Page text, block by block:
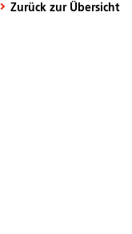
Zurück zur Übersicht